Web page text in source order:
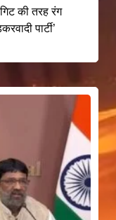
की तरह रंग
पार्टी’